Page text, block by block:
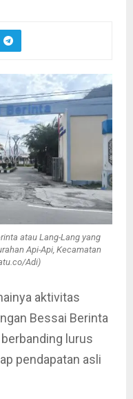
atau Lang-Lang yang
Api-Api, Kecamatan
Adi)
aktivitas
Bessai Berinta
lurus
pendapatan asli